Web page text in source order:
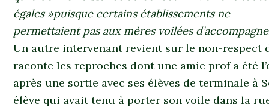
égales »puisque certains établissements ne
permettaient pas aux mères voilées
Un autre intervenant revient sur le non-respect
raconte les reproches dont une amie prof a été
après une sortie avec ses élèves de terminale à
élève qui avait tenu à porter son voile dans la